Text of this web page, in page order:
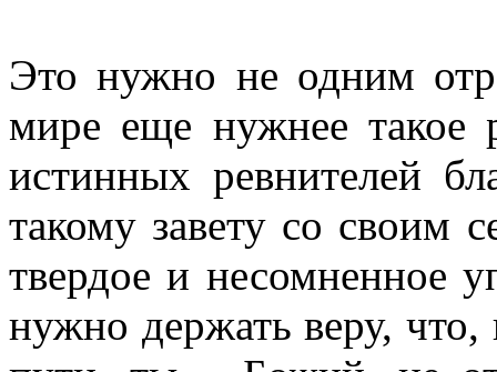
Это нужно не одним
мире еще нужнее такое
истинных ревнителей
такому завету со своим
твердое и несомненное
нужно держать веру,